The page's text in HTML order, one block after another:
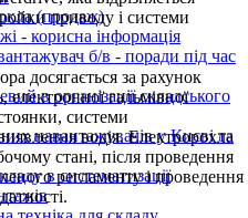
(продаж)
- корисна інформація
б/в - поради під час
в організації складського
навантажувачів у Києві та
в систематизації
приводу і системи
досягається за рахунок
гальмівної
системи
водія. Електророхла
стані, після проведення
регламенту і проведення